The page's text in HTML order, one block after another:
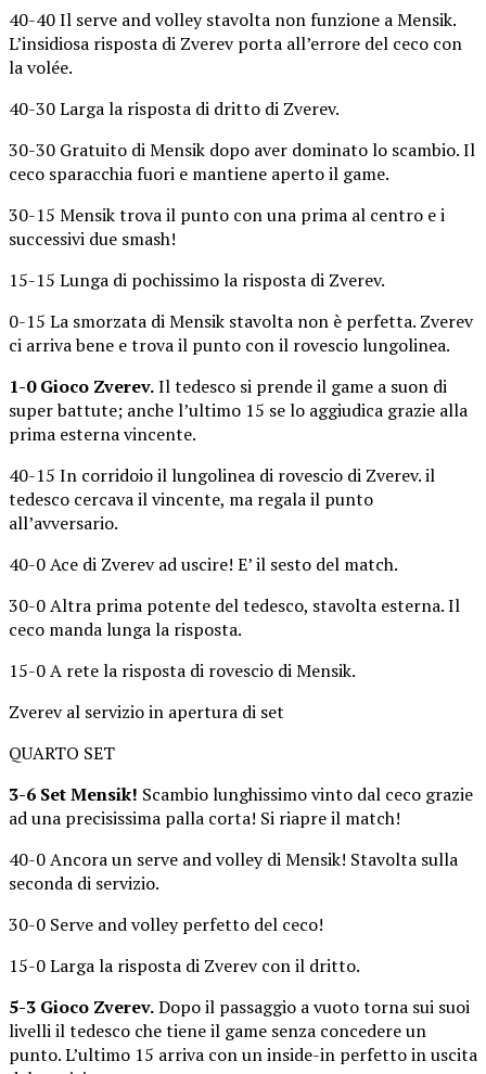
40-40 Il serve and volley stavolta non funzione a Mensik.
L’insidiosa risposta di Zverev porta all’errore del ceco con
la volée.
40-30 Larga la risposta di dritto di Zverev.
30-30 Gratuito di Mensik dopo aver dominato lo scambio. Il
ceco sparacchia fuori e mantiene aperto il game.
30-15 Mensik trova il punto con una prima al centro e i
successivi due smash!
15-15 Lunga di pochissimo la risposta di Zverev.
0-15 La smorzata di Mensik stavolta non è perfetta. Zverev
ci arriva bene e trova il punto con il rovescio lungolinea.
1-0 Gioco Zverev.Il tedesco si prende il game a suon di
super battute; anche l’ultimo 15 se lo aggiudica grazie alla
prima esterna vincente.
40-15 In corridoio il lungolinea di rovescio di Zverev. il
tedesco cercava il vincente, ma regala il punto
all’avversario.
40-0 Ace di Zverev ad uscire! E’ il sesto del match.
30-0 Altra prima potente del tedesco, stavolta esterna. Il
ceco manda lunga la risposta.
15-0 A rete la risposta di rovescio di Mensik.
Zverev al servizio in apertura di set
QUARTO SET
3-6 Set Mensik! Scambio lunghissimo vinto dal ceco grazie
ad una precisissima palla corta! Si riapre il match!
40-0 Ancora un serve and volley di Mensik! Stavolta sulla
seconda di servizio.
30-0 Serve and volley perfetto del ceco!
15-0 Larga la risposta di Zverev con il dritto.
5-3 Gioco Zverev.Dopo il passaggio a vuoto torna sui suoi
livelli il tedesco che tiene il game senza concedere un
punto. L’ultimo 15 arriva con un inside-in perfetto in uscita